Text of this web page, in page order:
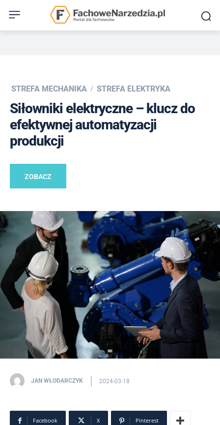
STREFA MECHANIKA STREFA ELEKTRYKA
Siłowniki elektryczne – klucz do
efektywnej automatyzacji
produkcji
ZOBACZ
JAN WŁODARCZYK 2024-03-18
Facebook X Pinterest